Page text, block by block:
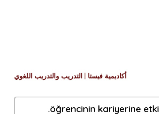
أكاديمية فيستا | التدريب والتدريب اللغوي